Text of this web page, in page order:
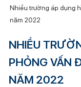
Nhiều trường áp dụng
năm 2022
NHIỀU
PHỎNG VẤN
NĂM 2022